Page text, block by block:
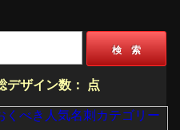
検 索
デザイン数： 点